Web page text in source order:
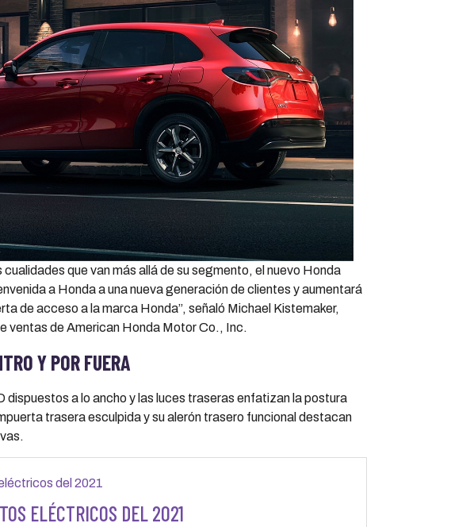
cualidades que van más allá de su segmento, el nuevo Honda
a Honda a una nueva generación de clientes y aumentará
de acceso a la marca Honda”, señaló Michael Kistemaker,
ventas de American Honda Motor Co., Inc.
Y POR FUERA
dispuestos a lo ancho y las luces traseras enfatizan la postura
trasera esculpida y su alerón trasero funcional destacan
ELÉCTRICOS DEL 2021